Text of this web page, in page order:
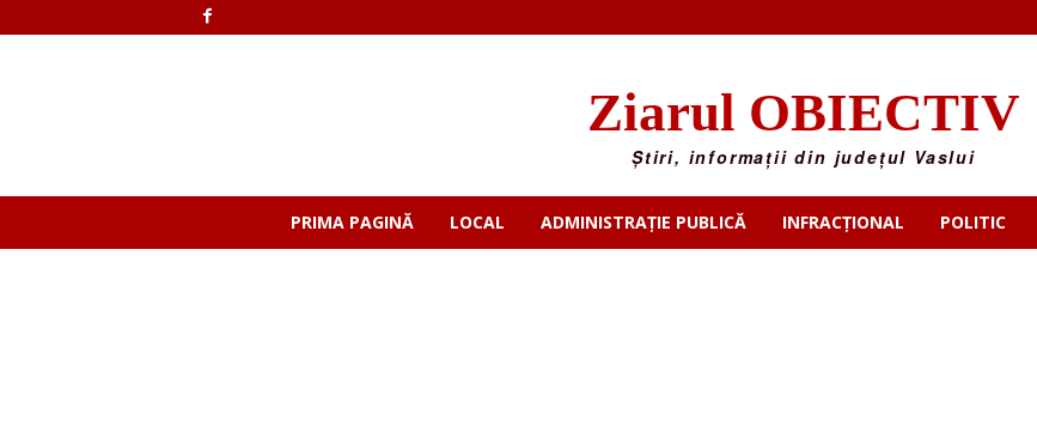
Ziarul OBIECTIV
Știri, informații din județul Vaslui
PRIMA PAGINĂ LOCAL ADMINISTRAȚIE PUBLICĂ INFRACȚIONAL POLITIC